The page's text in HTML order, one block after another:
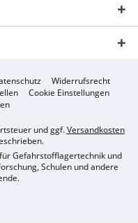
Widerrufsrecht
Cookie Einstellungen
und ggf.Versandkosten
Gefahrstofflagertechnik und
Schulen und andere